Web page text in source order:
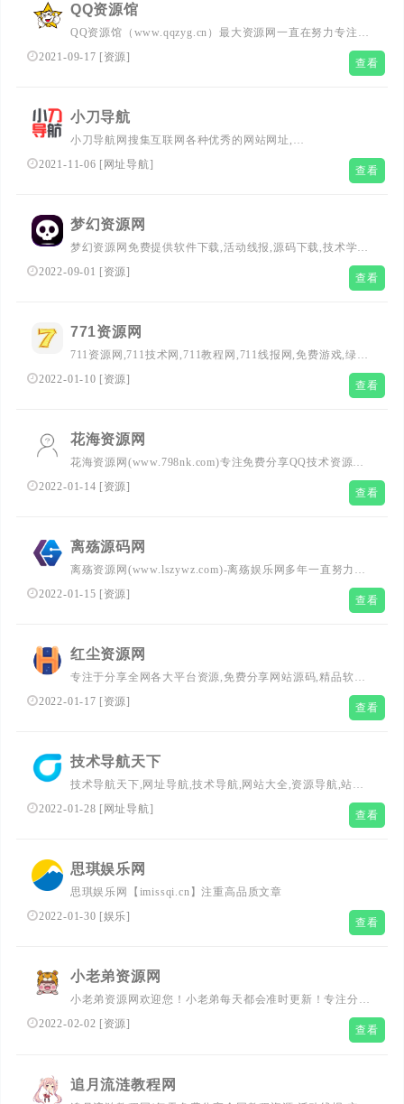
QQ资源馆
QQ资源馆（www.qqzyg.cn）最大资源网一直在努力专注免
费分享QQ活动、QQ技术、微信活动、微信技术、游戏活
动、游戏技术、抖音技术、快手技术、网络骗子曝光等！努
馆,小刀娱乐网,小K娱乐网,爱收集资源网,技术导航,娱乐网,
辅助网,代刷网,资源吧
2021-09-17 [资源] 查看
小刀导航
小刀导航网搜集互联网各种优秀的网站网址,
(www.xddh.cn),站点已累计收录数千网站,累计为中国网民
提供多达数亿的访问点击,满足用户随时查阅最全面最权威
2021-11-06 [网址导航] 查看
梦幻资源网
梦幻资源网免费提供软件下载,活动线报,源码下载,技术学
习,QQ头像,影视分享,seo优化,南红分享,打造全面热门资源
2022-09-01 [资源] 查看
771资源网
711资源网,711技术网,711教程网,711线报网,免费游戏,绿色
软件,网站源码,qq技术,小刀娱乐网
2022-01-10 [资源] 查看
花海资源网
花海资源网(www.798nk.com)专注免费分享QQ技术资源及
自学教程，花海每天坚持分享网络教学技术资源，努力为各
位网友呈现优志的资源，需要各种自学技术教程请花海资源
2022-01-14 [资源] 查看
离殇源码网
离殇资源网(www.lszywz.com)-离殇娱乐网多年一直努力专
注免费分享精品源码、软件、头像、热门活动等优志网络资
源,坚持分享网络技术资源,努力为各位网友呈现最好的免费
2022-01-15 [资源] 查看
红尘资源网
专注于分享全网各大平台资源,免费分享网站源码,精品软件,
活动线报,技术教程,游戏助手,技术导航等资源,强大的免费
2022-01-17 [资源] 查看
技术导航天下
技术导航天下,网址导航,技术导航,网站大全,资源导航,站长
工具,是汇集全网优志网址及资源的中文上网导航。及时收
录网站、影视、音乐、小说、游戏等导航分类平台和内容，
程，让您的网络生活更简单精彩。上网从导航家开始。
2022-01-28 [ 网址导航] 查看
思琪娱乐网
思琪娱乐网【imissqi.cn】注重高品质文章
2022-01-30 [娱乐] 查看
小老弟资源网
小老弟资源网欢迎您！小老弟每天都会准时更新！专注分享
各种免费实用的QQ资源技术教程。大表哥每日亲自审核刚
更新活动资讯、网络趣事、以及各种好玩的软件工具等、记
2022-02-02 [资源] 查看
追月流涟教程网